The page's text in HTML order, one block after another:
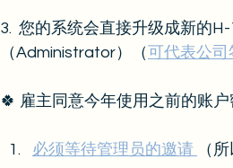
3.  您的系统会直接升级成新的
（Administrator）（可代表公司
🍀 雇主同意今年使用之前的账
必须等待管理员的邀请 （